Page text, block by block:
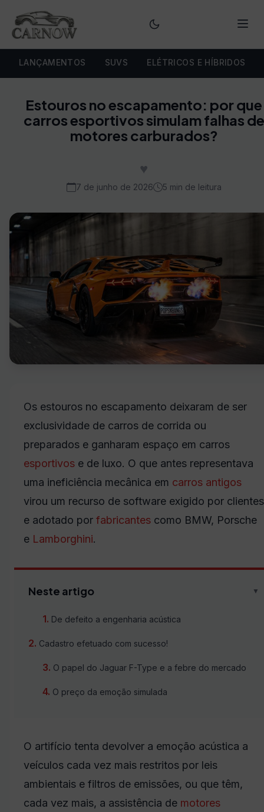
LANÇAMENTOS SUVS ELÉTRICOS E HÍBRIDOS
Estouros no escapamento: por que
carros esportivos simulam falhas de
motores carburados?
♥
7 de junho de 2026 5 min de leitura
Os estouros no escapamento deixaram de ser
exclusividade de carros de corrida ou
preparados e ganharam espaço em carros
esportivos e de luxo. O que antes representava
uma ineficiência mecânica em carros antigos
virou um recurso de software exigido por clientes
e adotado por fabricantes como BMW, Porsche
e Lamborghini.
Neste artigo ▼
De defeito a engenharia acústica
Cadastro efetuado com sucesso!
O papel do Jaguar F-Type e a febre do mercado
O preço da emoção simulada
O artifício tenta devolver a emoção acústica a
veículos cada vez mais restritos por leis
ambientais e filtros de emissões, ou que têm,
cada vez mais, a assistência de motores